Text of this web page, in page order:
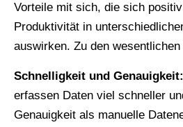
Vorteile mit sich, die sich
Produktivität in
auswirken. Zu den
Schnelligkeit und Genauigkeit:
erfassen Daten viel schneller
Genauigkeit als manuelle